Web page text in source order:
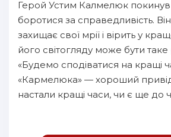
16
18
19
20
Герой Устим Калмелюк
боротися за справедливість.
захищає свої мрії і вірить у
його світогляду може бути
«Будемо сподіватися на кращі
«Кармелюка» — хороший
настали кращі часи, чи є ще до